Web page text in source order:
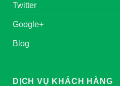
Twitter
Google+
Blog
DỊCH VỤ KHÁCH HÀNG